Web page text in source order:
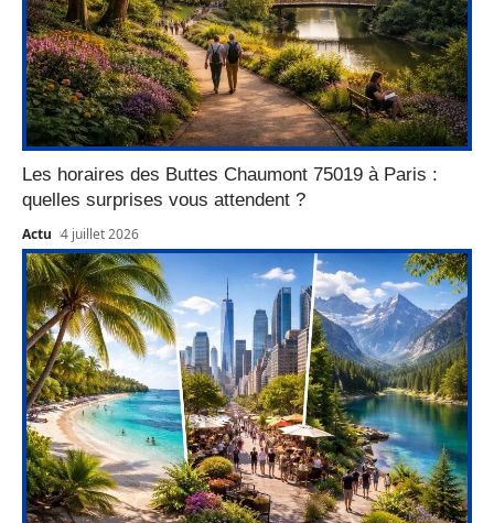
Les horaires des Buttes Chaumont 75019 à Paris :
quelles surprises vous attendent ?
Actu 4 juillet 2026